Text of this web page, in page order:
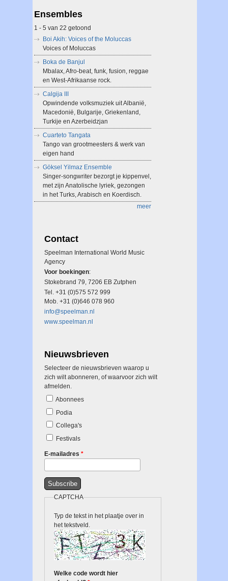
Ensembles
1 - 5 van 22 getoond
Boi Akih: Voices of the Moluccas
Voices of Moluccas
Boka de Banjul
Mbalax, Afro-beat, funk, fusion, reggae
en West-Afrikaanse rock.
Calgija III
Opwindende volksmuziek uit Albanië,
Macedonië, Bulgarije, Griekenland,
Turkije en Azerbeidzjan
Cuarteto Tangata
Tango van grootmeesters & werk van
eigen hand
Göksel Yilmaz Ensemble
Singer-songwriter bezorgt je kippenvel,
met zijn Anatolische lyriek, gezongen
in het Turks, Arabisch en Koerdisch.
meer
Contact
Speelman International World Music
Agency
Voor boekingen:
Stokebrand 79, 7206 EB Zutphen
Tel. +31 (0)575 572 999
Mob. +31 (0)646 078 960
info@speelman.nl
www.speelman.nl
Nieuwsbrieven
Selecteer de nieuwsbrieven waarop u
zich wilt abonneren, of waarvoor zich wilt
afmelden.
Abonnees
Podia
Collega's
Festivals
E-mailadres *
CAPTCHA
Typ de tekst in het plaatje over in
het tekstveld.
Welke code wordt hier